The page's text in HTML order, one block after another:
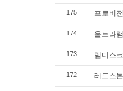
175 프로버
174 울트라
173 램디스
172 레드스